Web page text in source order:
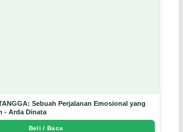
Sebuah Perjalanan Emosional yang
- Arda Dinata
Beli / Baca